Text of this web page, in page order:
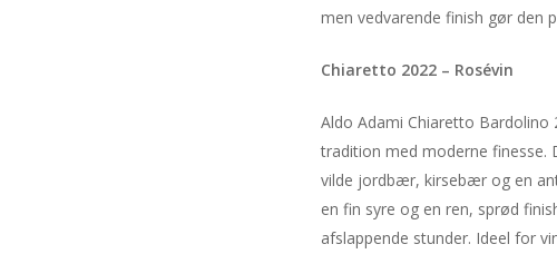
men vedvarende finish gør den
Chiaretto 2022 – Rosévin
Aldo Adami Chiaretto
tradition med moderne finesse.
vilde jordbær, kirsebær og en
en fin syre og en ren, sprød
afslappende stunder. Ideel for